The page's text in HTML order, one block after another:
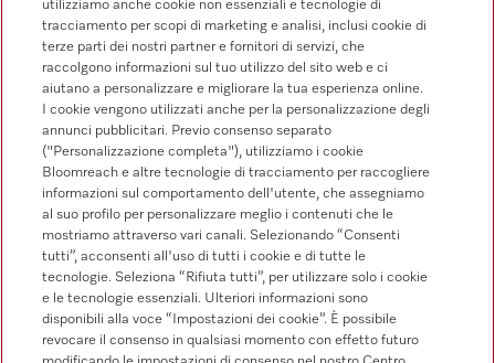
0471 666 319
Servizio assistenza
0471 666 319
Segui Miele Professional
utilizziamo anche cookie non essenziali e tecnologie di
tracciamento per scopi di marketing e analisi, inclusi cookie di
terze parti dei nostri partner e fornitori di servizi, che
raccolgono informazioni sul tuo utilizzo del sito web e ci
aiutano a personalizzare e migliorare la tua esperienza online.
I cookie vengono utilizzati anche per la personalizzazione degli
annunci pubblicitari. Previo consenso separato
("Personalizzazione completa"), utilizziamo i cookie
Bloomreach e altre tecnologie di tracciamento per raccogliere
informazioni sul comportamento dell'utente, che assegniamo
al suo profilo per personalizzare meglio i contenuti che le
mostriamo attraverso vari canali. Selezionando “Consenti
tutti”, acconsenti all'uso di tutti i cookie e di tutte le
tecnologie. Seleziona “Rifiuta tutti”, per utilizzare solo i cookie
e le tecnologie essenziali. Ulteriori informazioni sono
disponibili alla voce “Impostazioni dei cookie”. È possibile
revocare il consenso in qualsiasi momento con effetto futuro